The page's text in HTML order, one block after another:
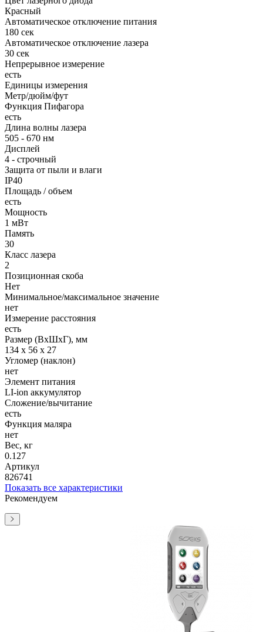
Красный
Автоматическое отключение питания
180 сек
Автоматическое отключение лазера
30 сек
Непрерывное измерение
есть
Единицы измерения
Метр/дюйм/фут
Функция Пифагора
есть
Длина волны лазера
505 - 670 нм
Дисплей
4 - строчный
Защита от пыли и влаги
IP40
Площадь / объем
есть
Мощность
1 мВт
Память
30
Класс лазера
2
Позиционная скоба
Нет
Минимальное/максимальное значение
нет
Измерение расстояния
есть
Размер (ВхШхГ), мм
134 x 56 x 27
Угломер (наклон)
нет
Элемент питания
LI-ion аккумулятор
Сложение/вычитание
есть
Функция маляра
нет
Вес, кг
0.127
Артикул
826741
Показать все характеристики
Рекомендуем